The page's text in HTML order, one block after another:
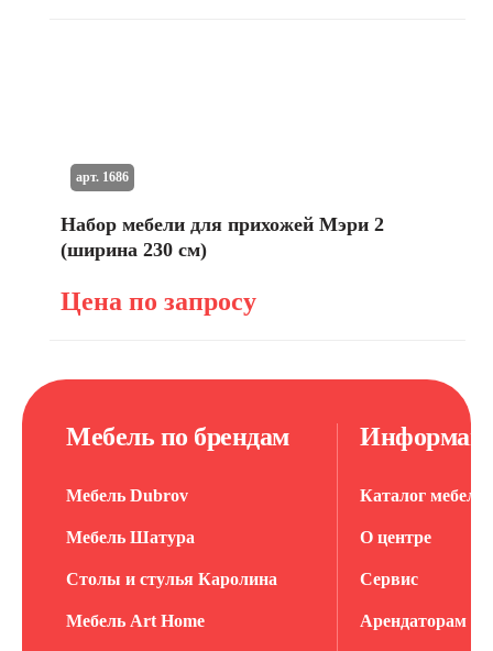
Набор мебели для прихожей Мэри 2
(ширина 230 см)
Цена по запросу
арт. 1686
Мебель по брендам
Мебель Dubrov
Мебель Шатура
Столы и стулья Каролина
Мебель Art Home
Каталог мебели
О центре
Сервис
Арендаторам